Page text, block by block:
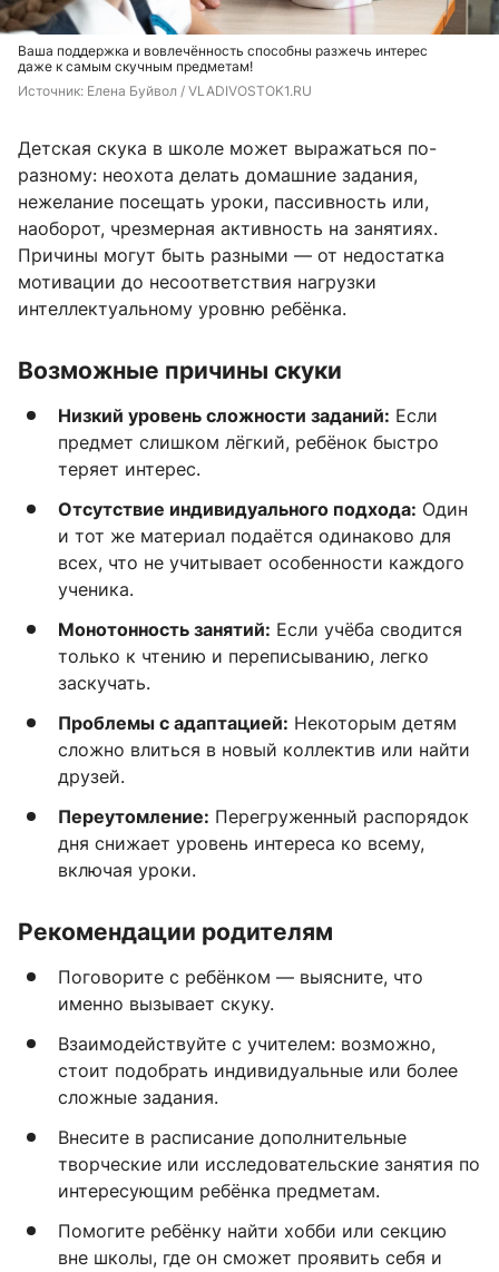
Ваша поддержка и вовлечённость способны разжечь интерес
даже к самым скучным предметам!
Источник: Елена Буйвол / VLADIVOSTOK1.RU
Детская скука в школе может выражаться по-
разному: неохота делать домашние задания,
нежелание посещать уроки, пассивность или,
наоборот, чрезмерная активность на занятиях.
Причины могут быть разными — от недостатка
мотивации до несоответствия нагрузки
интеллектуальному уровню ребёнка.
Возможные причины скуки
Низкий уровень сложности заданий: Если
предмет слишком лёгкий, ребёнок быстро
теряет интерес.
Отсутствие индивидуального подхода: Один
и тот же материал подаётся одинаково для
всех, что не учитывает особенности каждого
ученика.
Монотонность занятий: Если учёба сводится
только к чтению и переписыванию, легко
заскучать.
Проблемы с адаптацией: Некоторым детям
сложно влиться в новый коллектив или найти
друзей.
Переутомление: Перегруженный распорядок
дня снижает уровень интереса ко всему,
включая уроки.
Рекомендации родителям
Поговорите с ребёнком — выясните, что
именно вызывает скуку.
Взаимодействуйте с учителем: возможно,
стоит подобрать индивидуальные или более
сложные задания.
Внесите в расписание дополнительные
творческие или исследовательские занятия по
интересующим ребёнка предметам.
Помогите ребёнку найти хобби или секцию
вне школы, где он сможет проявить себя и